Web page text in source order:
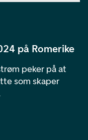
på Romerike
peker på at
som skaper